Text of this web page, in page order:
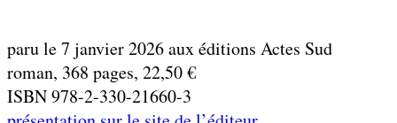
paru le 7 janvier 2026 aux éditions Actes Sud
roman, 368 pages, 22,50 €
ISBN 978-2-330-21660-3